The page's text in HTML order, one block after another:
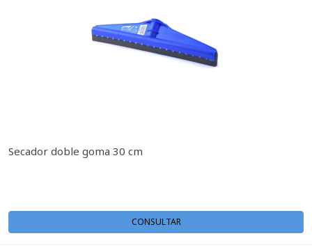
Secador doble goma 30 cm
CONSULTAR